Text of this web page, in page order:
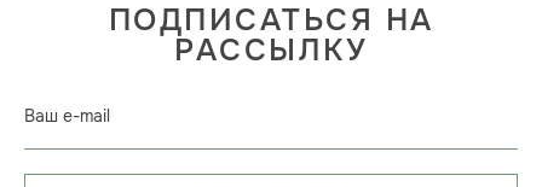
ПОДПИСАТЬСЯ НА
РАССЫЛКУ
Ваш e-mail